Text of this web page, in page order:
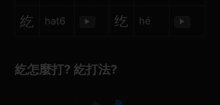
紇 hat6 ▶ 纥 hé ▶
紇怎麼打? 紇打法?